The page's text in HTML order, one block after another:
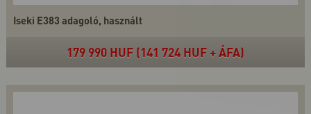
Iseki E383 adagoló, használt
179 990 HUF (141 724 HUF + ÁFA)